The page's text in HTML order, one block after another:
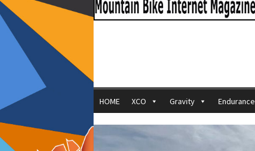
HOME XCO Gravity Endurance